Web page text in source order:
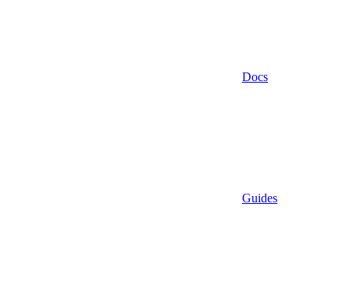
Docs
Guides